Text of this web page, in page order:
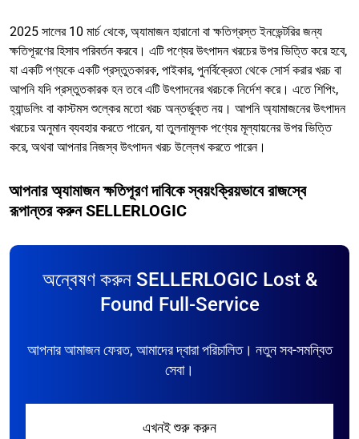
2025 সালের 10 মার্চ থেকে, অ্যামাজন হারানো বা ক্ষতিগ্রস্ত ইনভেন্টরির জন্য
ক্ষতিপূরণের হিসাব পরিবর্তন করবে। এটি পণ্যের উৎপাদন খরচের উপর ভিত্তি করে হবে,
যা একটি পণ্যকে একটি প্রস্তুতকারক, পাইকার, পুনর্বিক্রেতা থেকে সোর্স করার খরচ বা
আপনি যদি প্রস্তুতকারক হন তবে এটি উৎপাদনের খরচকে নির্দেশ করে। এতে শিপিং,
হ্যান্ডলিং বা কাস্টমস শুল্কের মতো খরচ অন্তর্ভুক্ত নয়। আপনি অ্যামাজনের উৎপাদন
খরচের অনুমান ব্যবহার করতে পারেন, যা তুলনামূলক পণ্যের মূল্যায়নের উপর ভিত্তি
করে, অথবা আপনার নিজস্ব উৎপাদন খরচ উল্লেখ করতে পারেন।
আপনার অ্যামাজন ক্ষতিপূরণ দাবিকে স্বয়ংক্রিয়ভাবে রাজস্বে
রূপান্তর করুন SELLERLOGIC
অন্বেষণ করুন SELLERLOGIC Lost &
Found Full-Service
আপনার আমাজন ফেরত, আমাদের দ্বারা পরিচালিত। নতুন সব-সমন্বিত
সেবা।
এখনই শুরু করুন